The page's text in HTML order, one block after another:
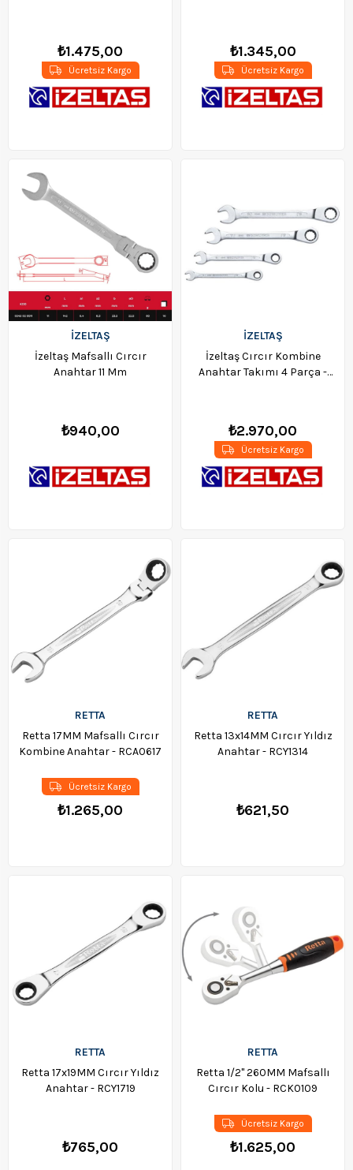
₺1.475,00
Ücretsiz Kargo
₺1.345,00
Ücretsiz Kargo
İZELTAŞ
İzeltaş Mafsallı Cırcır
Anahtar 11 Mm
₺940,00
İZELTAŞ
İzeltaş Cırcır Kombine
Anahtar Takımı 4 Parça -
₺2.970,00
Ücretsiz Kargo
RETTA
Retta 17MM Mafsallı Cırcır
Kombine Anahtar - RCA0617
₺1.265,00
Ücretsiz Kargo
RETTA
Retta 13x14MM Cırcır Yıldız
Anahtar - RCY1314
₺621,50
RETTA
Retta 17x19MM Cırcır Yıldız
Anahtar - RCY1719
₺765,00
RETTA
Retta 1/2" 260MM Mafsallı
Cırcır Kolu - RCK0109
₺1.625,00
Ücretsiz Kargo